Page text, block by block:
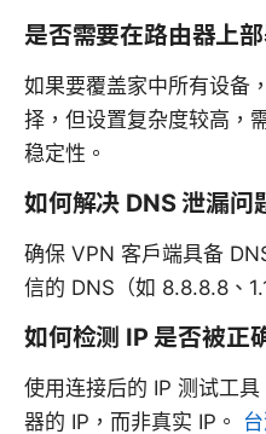
是否需要在路由器上
如果要覆盖家中所有设备
择，但设置复杂度较高，
稳定性。
如何解决 DNS 泄漏问
确保 VPN 客户端具备
信的 DNS（如 8.8.8.8、
如何检测 IP 是否被正
使用连接后的 IP 测试工
器的 IP，而非真实 IP。